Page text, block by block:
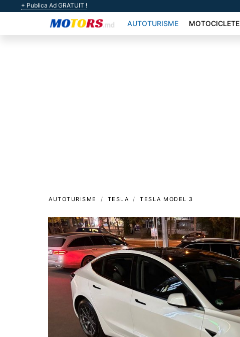
+ Publica Ad GRATUIT !
AUTOTURISME MOTOCICLETE
AUTOTURISME TESLA TESLA MODEL 3